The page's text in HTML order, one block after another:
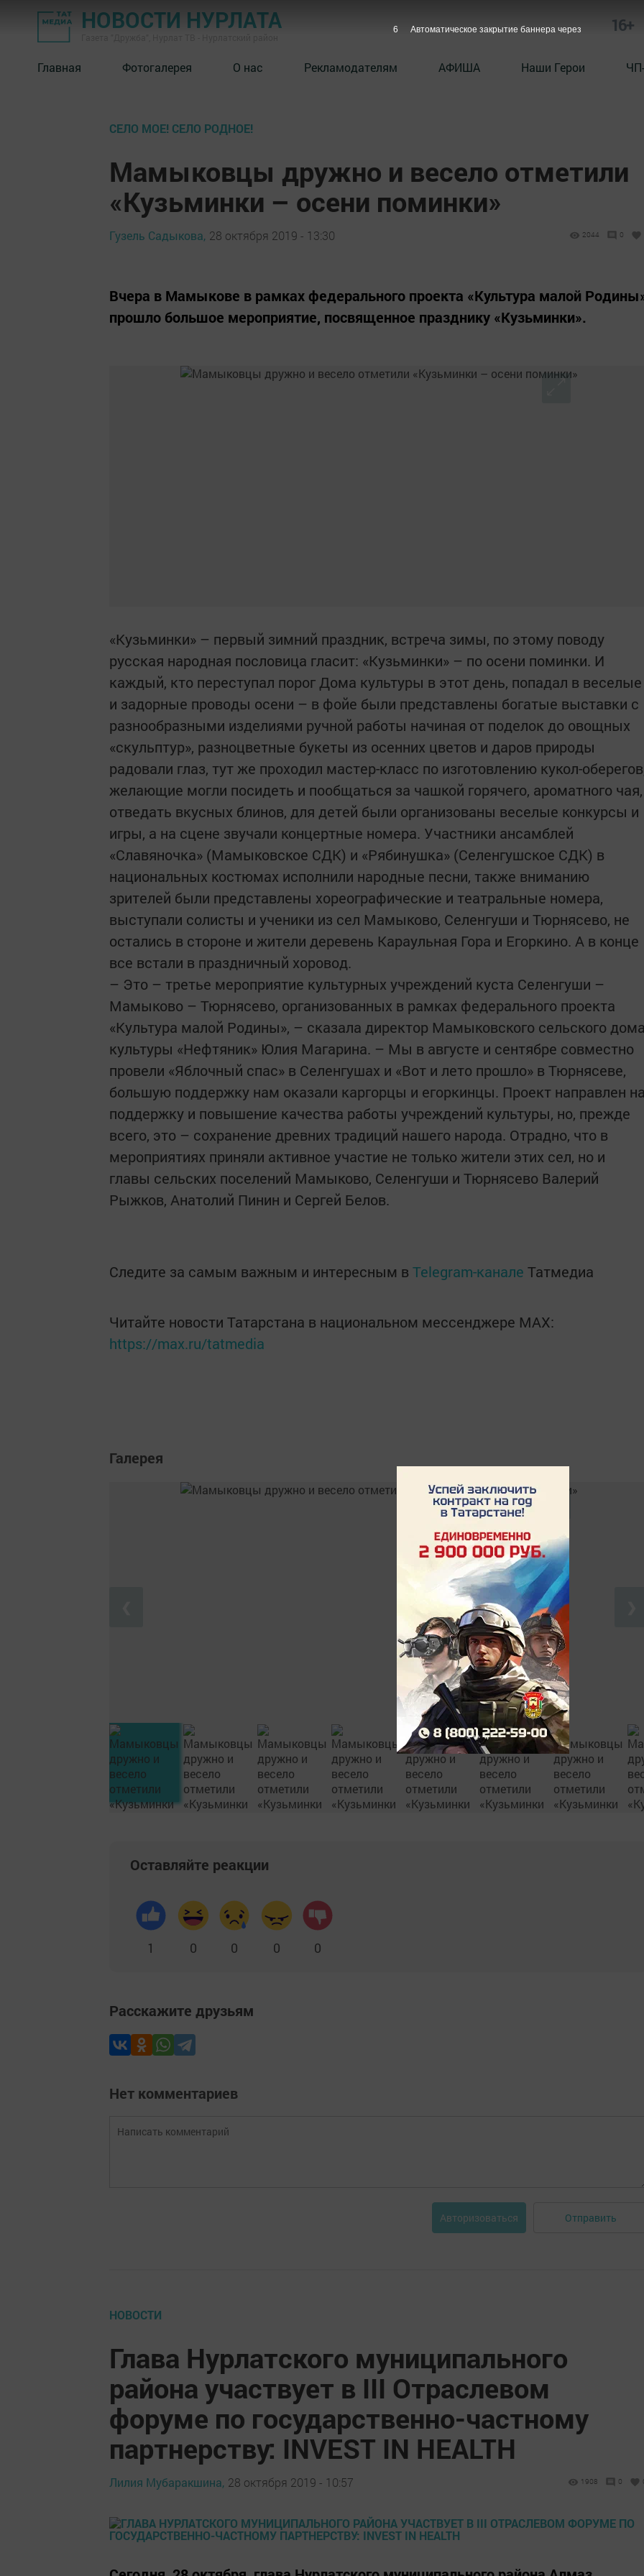
НОВОСТИ НУРЛАТА 16+
Главная Фотогалерея О нас Рекламодателям АФИША Наши Герои
СЕЛО МОЕ! СЕЛО РОДНОЕ!
Мамыковцы дружно и весело отметили
«Кузьминки – осени поминки»
Гузель Садыкова, 28 октября 2019 - 13:30 2044 0
Вчера в Мамыкове в рамках федерального проекта «Культура малой
прошло большое мероприятие, посвященное празднику «Кузьминки».
«Кузьминки» – первый зимний праздник, встреча зимы, по этому поводу
русская народная пословица гласит: «Кузьминки» – по осени поминки. И
каждый, кто переступал порог Дома культуры в этот день, попадал в веселые
и задорные проводы осени – в фойе были представлены богатые выставки с
разнообразными изделиями ручной работы начиная от поделок до овощных
«скульптур», разноцветные букеты из осенних цветов и даров природы
радовали глаз, тут же проходил мастер-класс по изготовлению кукол-
желающие могли посидеть и пообщаться за чашкой горячего, ароматного чая,
отведать вкусных блинов, для детей были организованы веселые конкурсы и
игры, а на сцене звучали концертные номера. Участники ансамблей
«Славяночка» (Мамыковское СДК) и «Рябинушка» (Селенгушское СДК) в
национальных костюмах исполнили народные песни, также вниманию
зрителей были представлены хореографические и театральные номера,
выступали солисты и ученики из сел Мамыково, Селенгуши и Тюрнясево, не
остались в стороне и жители деревень Караульная Гора и Егоркино. А в конце
все встали в праздничный хоровод.
– Это – третье мероприятие культурных учреждений куста Селенгуши –
Мамыково – Тюрнясево, организованных в рамках федерального проекта
«Культура малой Родины», – сказала директор Мамыковского сельского
культуры «Нефтяник» Юлия Магарина. – Мы в августе и сентябре совместно
провели «Яблочный спас» в Селенгушах и «Вот и лето прошло» в Тюрнясеве,
большую поддержку нам оказали каргорцы и егоркинцы. Проект направлен
поддержку и повышение качества работы учреждений культуры, но, прежде
всего, это – сохранение древних традиций нашего народа. Отрадно, что в
мероприятиях приняли активное участие не только жители этих сел, но и
главы сельских поселений Мамыково, Селенгуши и Тюрнясево Валерий
Рыжков, Анатолий Пинин и Сергей Белов.
Следите за самым важным и интересным в Telegram-канале Татмедиа
Читайте новости Татарстана в национальном мессенджере MАХ:
https://max.ru/tatmedia
Галерея
Оставляйте реакции
1 0 0 0 0
Расскажите друзьям
Нет комментариев
Авторизоваться Отправить
НОВОСТИ
Глава Нурлатского муниципального
района участвует в III Отраслевом
форуме по государственно-частному
партнерству: INVEST IN HEALTH
Лилия Мубаракшина, 28 октября 2019 - 10:57 1908 0
5 Автоматическое закрытие баннера через